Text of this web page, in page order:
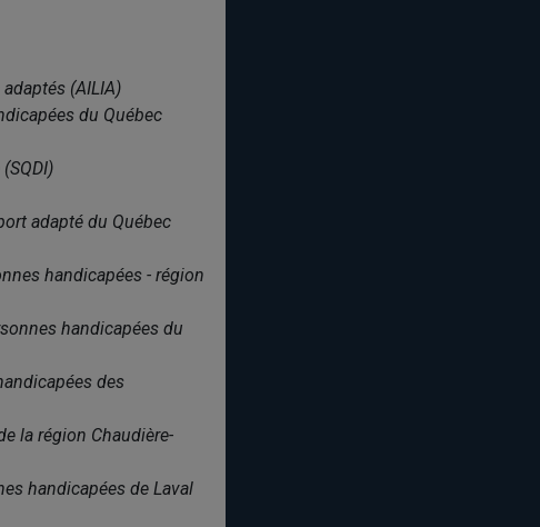
(AILIA)
du Québec
adapté du Québec
handicapées - région
handicapées du
des
la région Chaudière-
handicapées de Laval